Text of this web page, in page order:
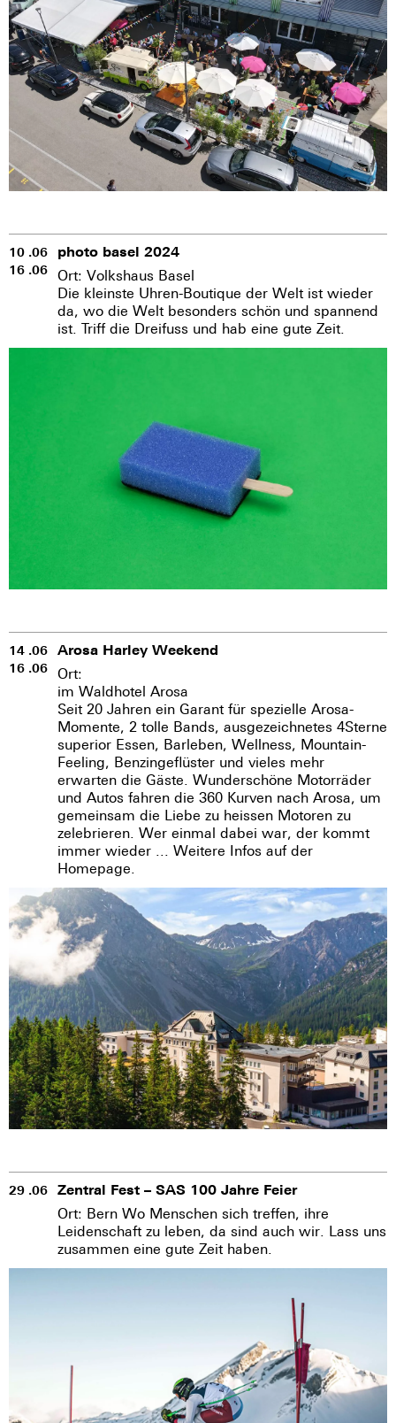
10 .06
16 .06
photo basel 2024
Ort: Volkshaus Basel
Die kleinste Uhren-Boutique der Welt ist wieder
da, wo die Welt besonders schön und spannend
ist. Triff die Dreifuss und hab eine gute Zeit.
14 .06
16 .06
Arosa Harley Weekend
Ort:
im Waldhotel Arosa
Seit 20 Jahren ein Garant für spezielle Arosa-
Momente, 2 tolle Bands, ausgezeichnetes 4Sterne
superior Essen, Barleben, Wellness, Mountain-
Feeling, Benzingeflüster und vieles mehr
erwarten die Gäste. Wunderschöne Motorräder
und Autos fahren die 360 Kurven nach Arosa, um
gemeinsam die Liebe zu heissen Motoren zu
zelebrieren. Wer einmal dabei war, der kommt
immer wieder ... Weitere Infos auf der
Homepage.
29 .06 Zentral Fest – SAS 100 Jahre Feier
Ort: Bern Wo Menschen sich treffen, ihre
Leidenschaft zu leben, da sind auch wir. Lass uns
zusammen eine gute Zeit haben.